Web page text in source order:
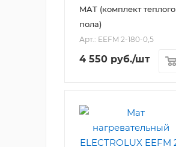
MAT (комплект теплого
пола)
Арт.: EEFM 2-180-0,5
4 550 руб./шт